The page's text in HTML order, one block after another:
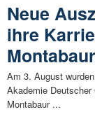
Neue
ihre
Montabaur
Am 3. August
Akademie
Montabaur ...